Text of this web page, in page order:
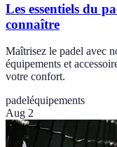
Les essentiels du
connaître
Maîtrisez le padel avec
équipements et
votre confort.
padeléquipements
Aug 2